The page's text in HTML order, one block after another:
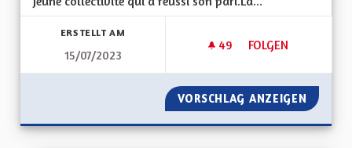
ERSTELLT AM
15/07/2023
49 49 FOLLOWER
FOLGEN
POUR QUE
VORSCHLAG ANZEIGEN POUR